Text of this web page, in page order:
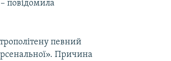
повідомила
певний
Причина